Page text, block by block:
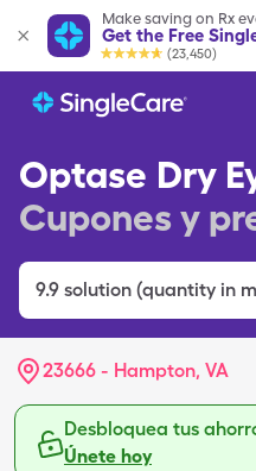
Make saving on Rx
Get the Free
(23,450)
Optase Dry
Cupones y
9.9 solution (quantity in
23666 - Hampton, VA
Desbloquea tus
Únete hoy